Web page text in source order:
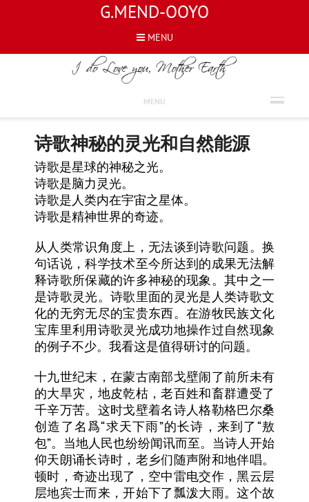
G.MEND-OOYO
MENU
MENU
CHINESE
诗歌神秘的灵光和自然能源
诗歌是星球的神秘之光。
诗歌是脑力灵光。
诗歌是人类内在宇宙之星体。
诗歌是精神世界的奇迹。
从人类常识角度上，无法谈到诗歌问题。换
句话说，科学技术至今所达到的成果无法解
释诗歌所保藏的许多神秘的现象。其中之一
是诗歌灵光。诗歌里面的灵光是人类诗歌文
化的无穷无尽的宝贵东西。在游牧民族文化
宝库里利用诗歌灵光成功地操作过自然现象
的例子不少。我看这是值得研讨的问题。
十九世纪末，在蒙古南部戈壁闹了前所未有
的大旱灾，地皮乾枯，老百姓和畜群遭受了
千辛万苦。这时戈壁着名诗人格勒格巴尔桑
创造了名爲“求天下雨”的长诗，来到了 “敖
包”。当地人民也纷纷闻讯而至。当诗人开始
仰天朗诵长诗时，老乡们随声附和地伴唱。
顿时，奇迹出现了，空中雷电交作，黑云层
层地宾士而来，开始下了瓢泼大雨。这个故